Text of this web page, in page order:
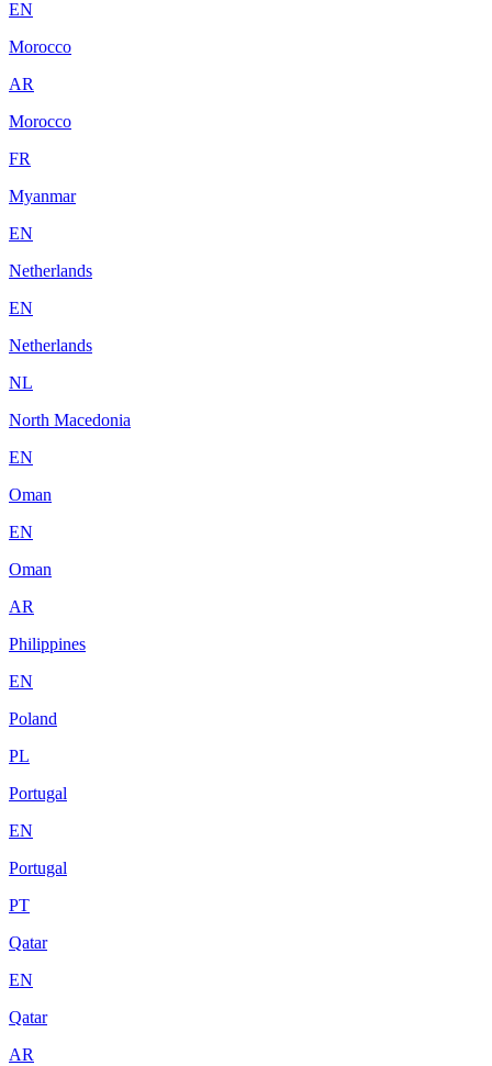
EN
Morocco
AR
Morocco
FR
Myanmar
EN
Netherlands
EN
Netherlands
NL
North Macedonia
EN
Oman
EN
Oman
AR
Philippines
EN
Poland
PL
Portugal
EN
Portugal
PT
Qatar
EN
Qatar
AR